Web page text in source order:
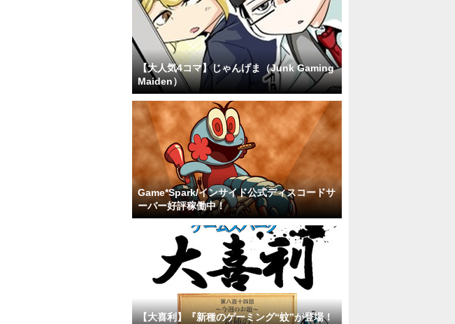
【大人気4コマ】じゃんげま（Junk Gaming
Maiden）
Game*Spark/インサイド公式ディスコードサ
ーバー好評稼働中！
【大喜利】『新種のゲーミング“蚊”が登場！